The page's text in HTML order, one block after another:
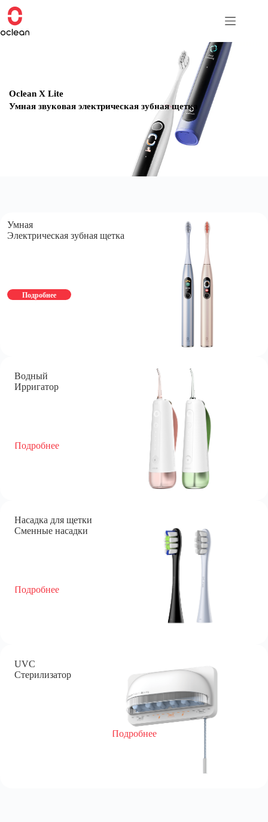
Перейти
содержимому
Oclean Airpump™ A10
Точная чистка межзубных промежутков в ладони
Умная
Электрическая зубная щетка
Подробнее
Водный
Ирригатор
Подробнее
Насадка для щетки
Сменные насадки
Подробнее
UVC
Стерилизатор
Подробнее